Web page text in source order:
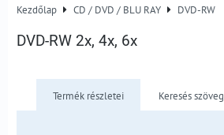
Kezdőlap CD / DVD / BLU RAY DVD-RW
DVD-RW 2x, 4x, 6x
Termék részletei Keresés szöveg